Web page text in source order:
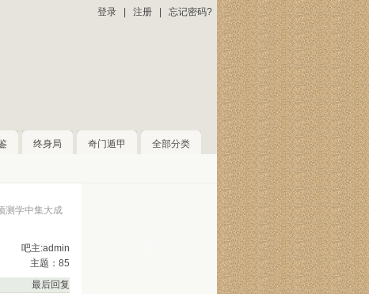
登录 注册 忘记密码?
终身局 奇门遁甲 全部分类
测学中集大成
吧主:admin
主题：85
最后回复